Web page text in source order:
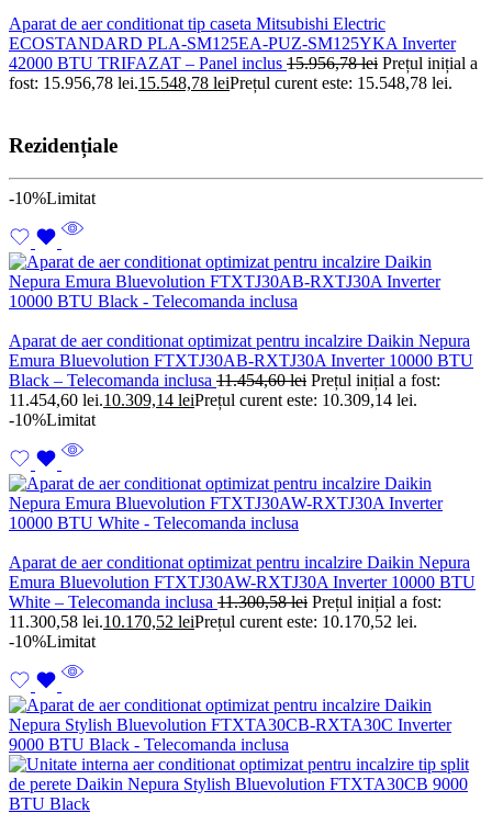
Aparat de aer conditionat tip caseta Mitsubishi Electric
ECOSTANDARD PLA-SM125EA-PUZ-SM125YKA Inverter
42000 BTU TRIFAZAT – Panel inclus 15.956,78lei Prețul inițial a
fost: 15.956,78 lei.15.548,78 leiPrețul curent este: 15.548,78 lei.
Rezidențiale
-10%Limitat
Aparat de aer conditionat optimizat pentru incalzire Daikin Nepura
Emura Bluevolution FTXTJ30AB-RXTJ30A Inverter 10000 BTU
Black – Telecomanda inclusa 11.454,60lei Prețul inițial a fost:
11.454,60 lei.10.309,14 leiPrețul curent este: 10.309,14 lei.
-10%Limitat
Aparat de aer conditionat optimizat pentru incalzire Daikin Nepura
Emura Bluevolution FTXTJ30AW-RXTJ30A Inverter 10000 BTU
White – Telecomanda inclusa 11.300,58lei Prețul inițial a fost:
11.300,58 lei.10.170,52 leiPrețul curent este: 10.170,52 lei.
-10%Limitat